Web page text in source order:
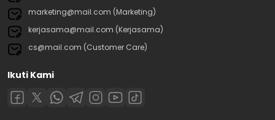
marketing@mail.com (Marketing)
kerjasama@mail.com (Kerjasama)
cs@mail.com (Customer Care)
Ikuti Kami